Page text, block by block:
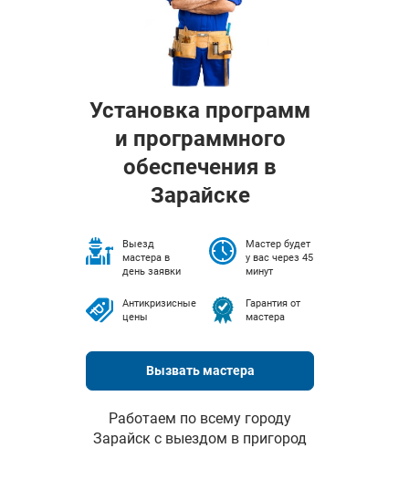
Установка программ
и программного
обеспечения в
Зарайске
Выезд
мастера в
день заявки
Мастер будет
у вас через 45
минут
Антикризисные
цены
Гарантия от
мастера
Вызвать мастера
Работаем по всему городу
Зарайск с выездом в пригород